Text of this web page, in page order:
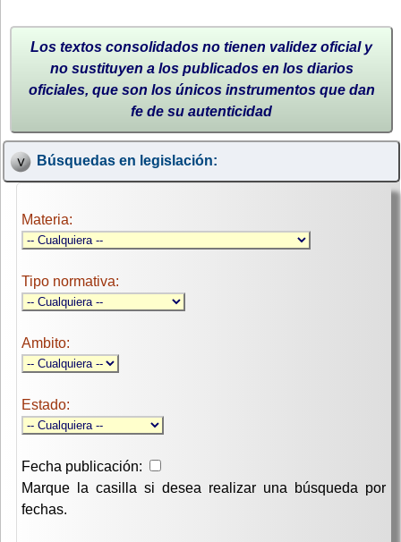
Los textos consolidados no tienen validez oficial y
no sustituyen a los publicados en los diarios
oficiales, que son los únicos instrumentos que dan
fe de su autenticidad
Búsquedas en legislación:
Materia:
Tipo normativa:
Ambito:
Estado:
Fecha publicación:
Marque la casilla si desea realizar una búsqueda por
fechas.